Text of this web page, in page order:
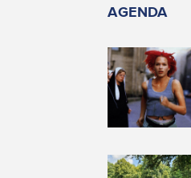
AGENDA